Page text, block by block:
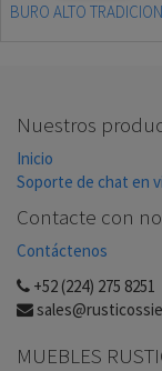
BURO ALTO
Nuestros
Inicio
Soporte de chat en
Contacte con
Contáctenos
+52 (224) 275 8251
MUEBLES